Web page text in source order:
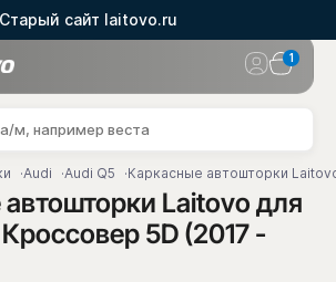
Старый сайт laitovo.ru
1
Audi Audi Q5 Каркасные автошторки
Laitovo для
5D (2017 -